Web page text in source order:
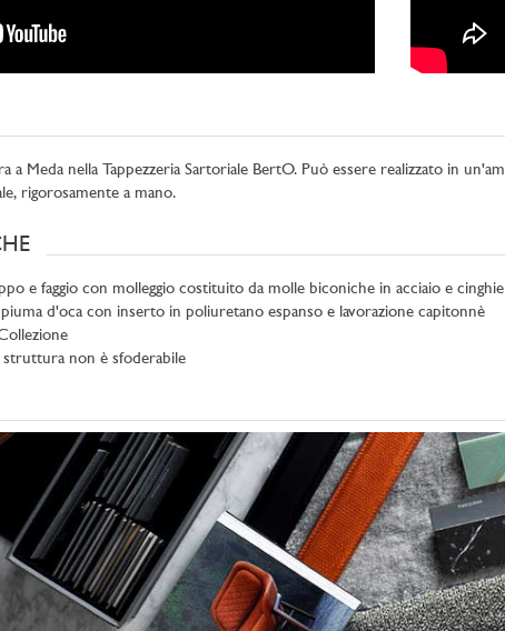
a Meda nella Tappezzeria Sartoriale BertO. Può essere realizzato in
rigorosamente a mano.
e faggio con molleggio costituito da molle biconiche in acciaio e
d'oca con inserto in poliuretano espanso e lavorazione capitonnè
struttura non è sfoderabile